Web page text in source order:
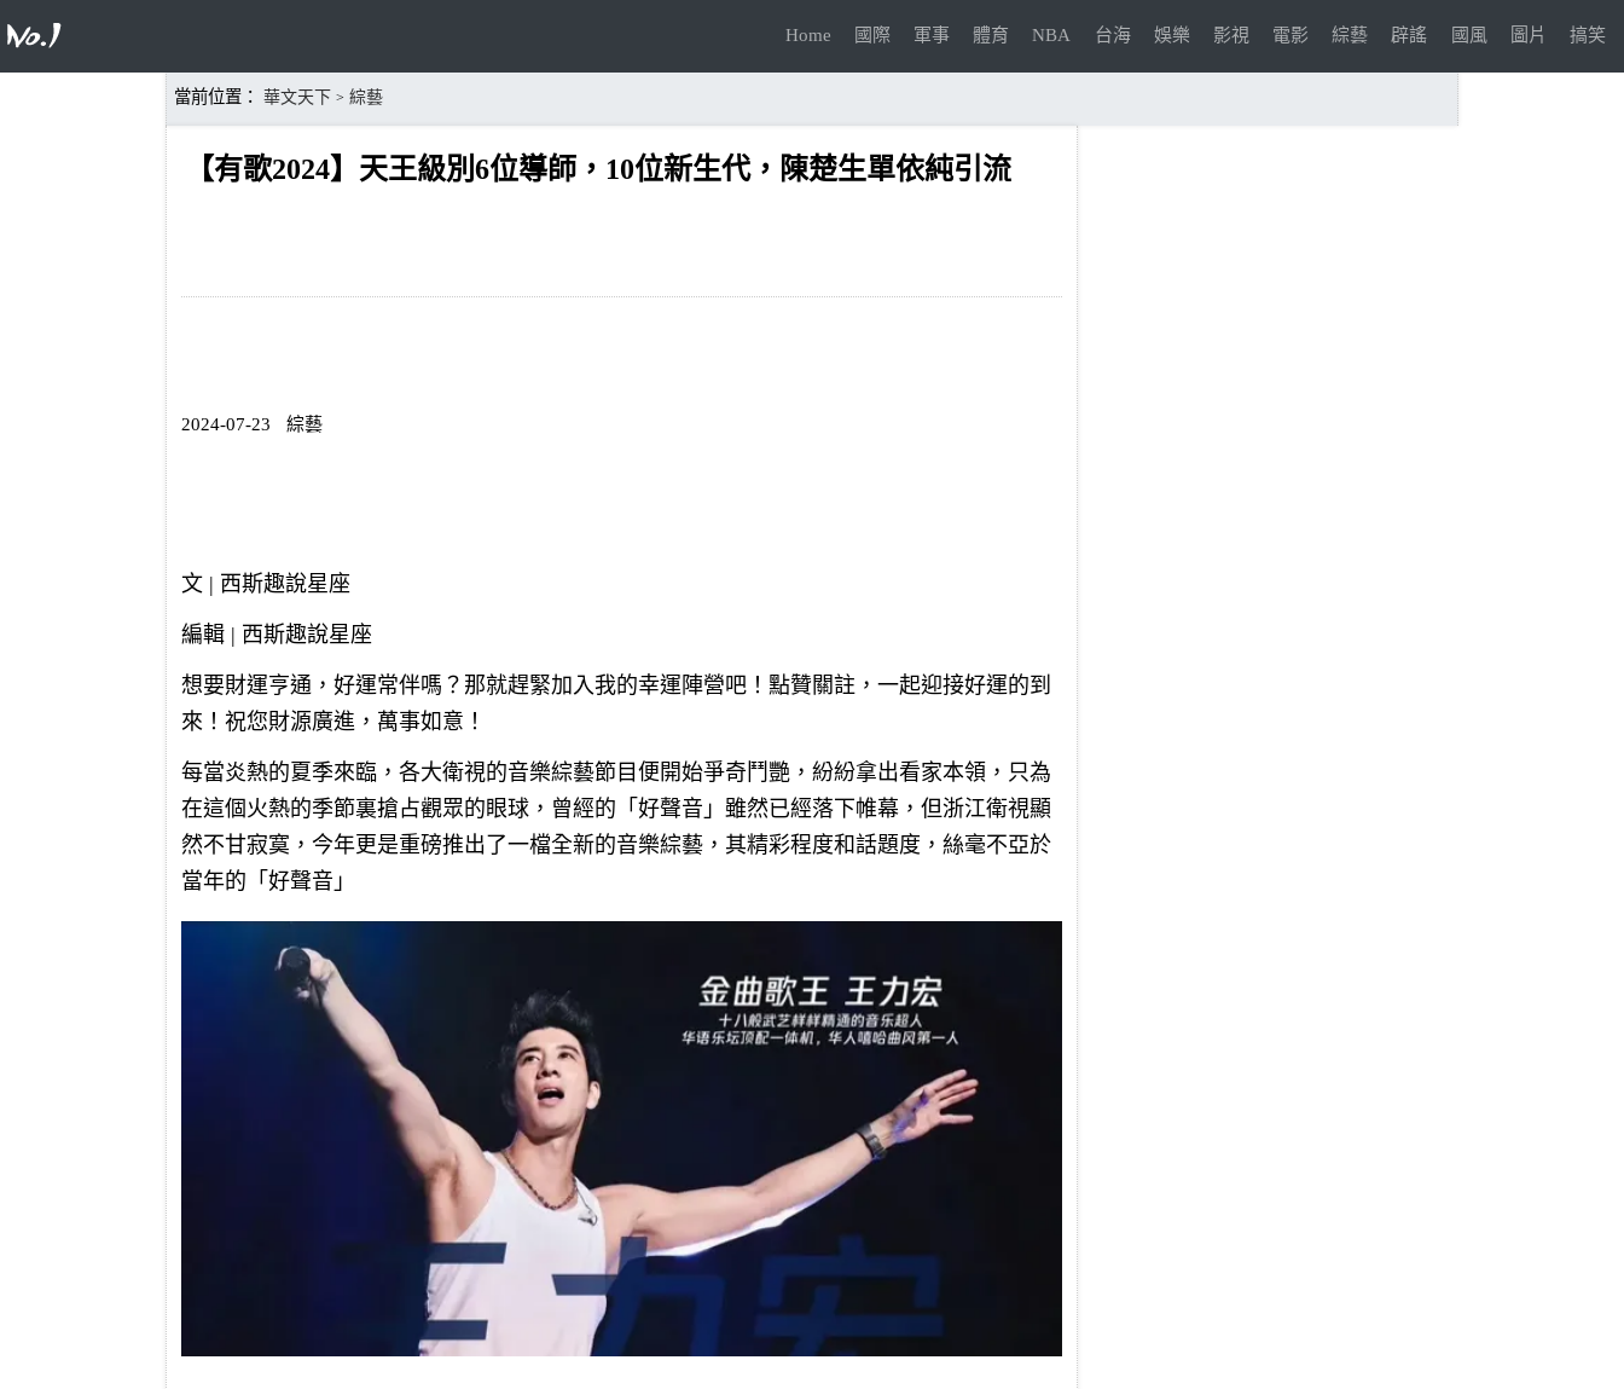
Home 國際 軍事 體育 NBA 台海 娛樂 影視 電影 綜藝 辟謠 國風 圖片 搞笑
當前位置： 華文天下 > 綜藝
【有歌2024】天王級別6位導師，10位新生代，陳楚生單依純引流
2024-07-23 綜藝
文 | 西斯趣說星座
編輯 | 西斯趣說星座
想要財運亨通，好運常伴嗎？那就趕緊加入我的幸運陣營吧！點贊關註，一起迎接好運的到
來！祝您財源廣進，萬事如意！
每當炎熱的夏季來臨，各大衛視的音樂綜藝節目便開始爭奇鬥艷，紛紛拿出看家本領，只為
在這個火熱的季節裏搶占觀眾的眼球，曾經的「好聲音」雖然已經落下帷幕，但浙江衛視顯
然不甘寂寞，今年更是重磅推出了一檔全新的音樂綜藝，其精彩程度和話題度，絲毫不亞於
當年的「好聲音」